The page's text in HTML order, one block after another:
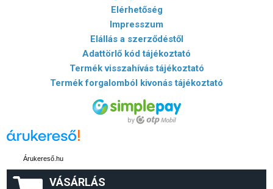
Elérhetőség
Impresszum
Elállás a szerződéstől
Adattörlő kód tájékoztató
Termék visszahívás tájékoztató
Termék forgalomból kivonás tájékoztató
Árukereső.hu
VÁSÁRLÁS